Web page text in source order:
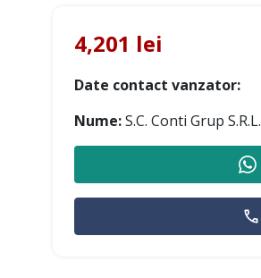
4,201 lei
Date contact vanzator:
Nume:S.C. Conti Grup S.R.L.